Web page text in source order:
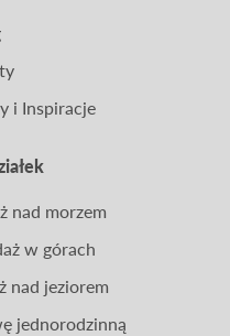
i Inspiracje
nad morzem
w górach
nad jeziorem
jednorodzinną